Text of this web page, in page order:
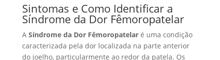
Sintomas e Como Identificar a
Síndrome da Dor Fêmoropatelar
A Síndrome da Dor Fêmoropatelaré uma condição
caracterizada pela dor localizada na parte anterior
do joelho, particularmente ao redor da patela. Os